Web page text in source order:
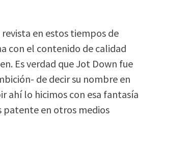
en estos tiempos de
con el contenido de calidad
Es verdad que Jot Down fue
de decir su nombre en
ahí lo hicimos con esa fantasía
patente en otros medios